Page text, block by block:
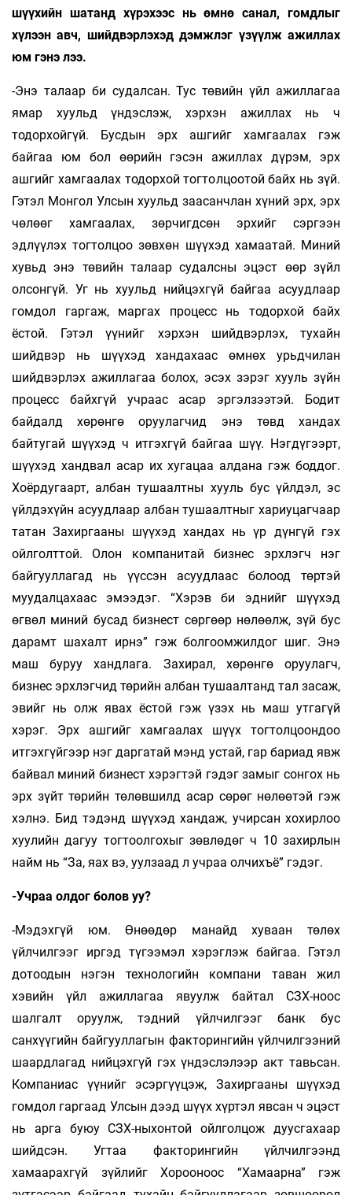
шүүхийн шатанд хүрэхээс нь өмнө санал, гомдлыг
хүлээн авч, шийдвэрлэхэд дэмжлэг үзүүлж ажиллах
юм гэнэ лээ.
-Энэ талаар би судалсан. Тус төвийн үйл ажиллагаа
ямар хуульд үндэслэж, хэрхэн ажиллах нь ч
тодорхойгүй. Бусдын эрх ашгийг хамгаалах гэж
байгаа юм бол өөрийн гэсэн ажиллах дүрэм, эрх
ашгийг хамгаалах тодорхой тогтолцоотой байх нь зүй.
Гэтэл Монгол Улсын хуульд заасанчлан хүний эрх, эрх
чөлөөг хамгаалах, зөрчигдсөн эрхийг сэргээн
эдлүүлэх тогтолцоо зөвхөн шүүхэд хамаатай. Миний
хувьд энэ төвийн талаар судалсны эцэст өөр зүйл
олсонгүй. Уг нь хуульд нийцэхгүй байгаа асуудлаар
гомдол гаргаж, маргах процесс нь тодорхой байх
ёстой. Гэтэл үүнийг хэрхэн шийдвэрлэх, тухайн
шийдвэр нь шүүхэд хандахаас өмнөх урьдчилан
шийдвэрлэх ажиллагаа болох, эсэх зэрэг хууль зүйн
процесс байхгүй учраас асар эргэлзээтэй. Бодит
байдалд хөрөнгө оруулагчид энэ төвд хандах
байтугай шүүхэд ч итгэхгүй байгаа шүү. Нэгдүгээрт,
шүүхэд хандвал асар их хугацаа алдана гэж боддог.
Хоёрдугаарт, албан тушаалтны хууль бус үйлдэл, эс
үйлдэхүйн асуудлаар албан тушаалтныг хариуцагчаар
татан Захиргааны шүүхэд хандах нь үр дүнгүй гэх
ойлголттой. Олон компанитай бизнес эрхлэгч нэг
байгууллагад нь үүссэн асуудлаас болоод төртэй
муудалцахаас эмээдэг. “Хэрэв би эднийг шүүхэд
өгвөл миний бусад бизнест сөргөөр нөлөөлж, зүй бус
дарамт шахалт ирнэ” гэж болгоомжилдог шиг. Энэ
маш буруу хандлага. Захирал, хөрөнгө оруулагч,
бизнес эрхлэгчид төрийн албан тушаалтанд тал засаж,
эвийг нь олж явах ёстой гэж үзэх нь маш утгагүй
хэрэг. Эрх ашгийг хамгаалах шүүх тогтолцоондоо
итгэхгүйгээр нэг даргатай мэнд устай, гар бариад явж
байвал миний бизнест хэрэгтэй гэдэг замыг сонгох нь
эрх зүйт төрийн төлөвшилд асар сөрөг нөлөөтэй гэж
хэлнэ. Бид тэдэнд шүүхэд хандаж, учирсан хохирлоо
хуулийн дагуу тогтоолгохыг зөвлөдөг ч 10 захирлын
найм нь “За, яах вэ, уул­заад л учраа олчихъё” гэдэг.
-Учраа олдог болов уу?
-Мэдэхгүй юм. Өнөөдөр манайд хуваан төлөх
үйлчилгээг иргэд түгээмэл хэрэглэж байгаа. Гэтэл
дотоодын нэгэн технологийн компани таван жил
хэвийн үйл ажиллагаа явуулж байтал СЗХ-ноос
шалгалт оруулж, тэдний үйлчилгээг банк бус
санхүүгийн байгууллагын факторингийн үйлчилгээний
шаардлагад нийцэхгүй гэх үндэслэлээр акт тавьсан.
Компаниас үүнийг эсэргүүцэж, Захиргааны шүүхэд
гомдол гаргаад Улсын дээд шүүх хүртэл явсан ч эцэст
нь арга буюу СЗХ-ныхонтой ойлголцож дуусгахаар
шийдсэн. Угтаа факторингийн үйлчилгээнд
хамаарахгүй зүйлийг Хорооноос “Хамаарна” гэж